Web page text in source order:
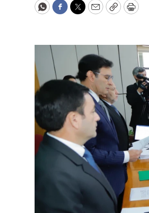
WhatsApp
Facebook
Twitter
EmailCopyPrint